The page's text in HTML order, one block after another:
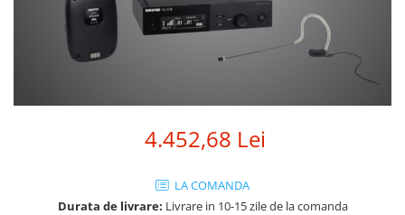
Accesorii Generale
Boxe Active
Subwoofere Active
Moving head-uri – Spot
Proiectoare Lumini
Ventilatoare
4.452,68 Lei
LA COMANDA
Durata de livrare: Livrare in 10-15 zile de la comanda